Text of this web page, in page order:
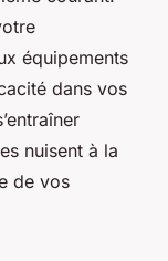
équipements
dans vos
nuisent à la
de vos